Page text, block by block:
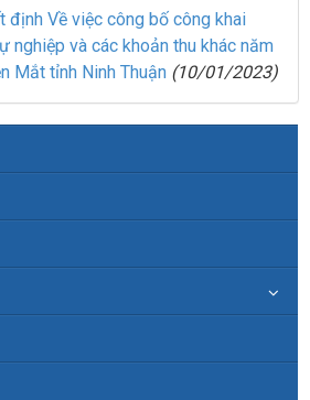
định Về việc công bố công khai
nghiệp và các khoản thu khác năm
Mắt tỉnh Ninh Thuận (10/01/2023)